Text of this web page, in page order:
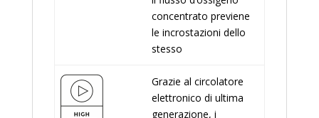
concentrato previene
le incrostazioni dello
stesso
Grazie al circolatore
elettronico di ultima
generazione, i